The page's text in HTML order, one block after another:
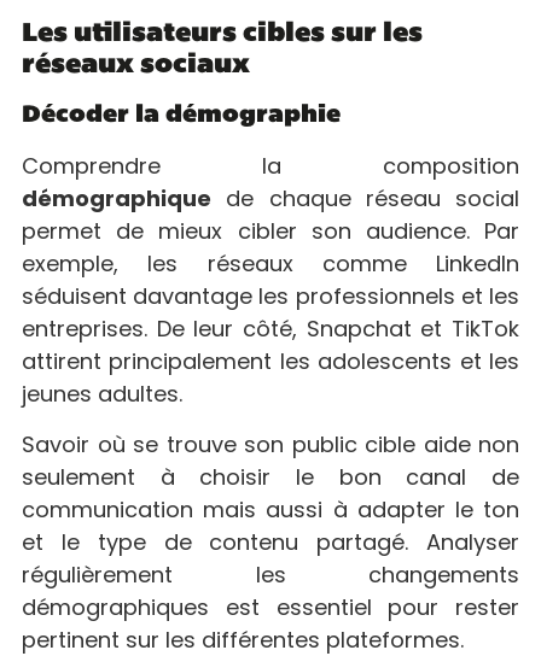
Les utilisateurs cibles sur les
réseaux sociaux
Décoder la démographie
Comprendre la composition
démographique de chaque réseau social
permet de mieux cibler son audience. Par
exemple, les réseaux comme LinkedIn
séduisent davantage les professionnels et les
entreprises. De leur côté, Snapchat et TikTok
attirent principalement les adolescents et les
jeunes adultes.
Savoir où se trouve son public cible aide non
seulement à choisir le bon canal de
communication mais aussi à adapter le ton
et le type de contenu partagé. Analyser
régulièrement les changements
démographiques est essentiel pour rester
pertinent sur les différentes plateformes.